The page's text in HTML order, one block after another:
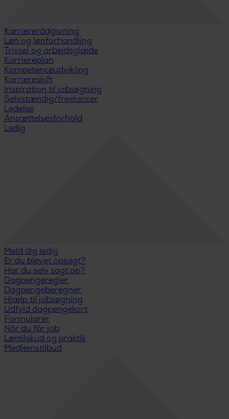
Karriererådgivning
Løn og lønforhandling
Trivsel og arbejdsglæde
Karriereplan
Kompetenceudvikling
Karriereskift
Inspiration til jobsøgning
Selvstændig/freelancer
Ledelse
Ansættelsesforhold
Ledig
Meld dig ledig
Er du blevet opsagt?
Har du selv sagt op?
Dagpengeregler
Dagpengeberegner
Hjælp til jobsøgning
Udfyld dagpengekort
Formularer
Når du får job
Løntilskud og praktik
Medlemstilbud